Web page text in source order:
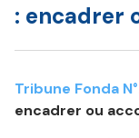
: encadrer
Tribune Fonda
encadrer ou